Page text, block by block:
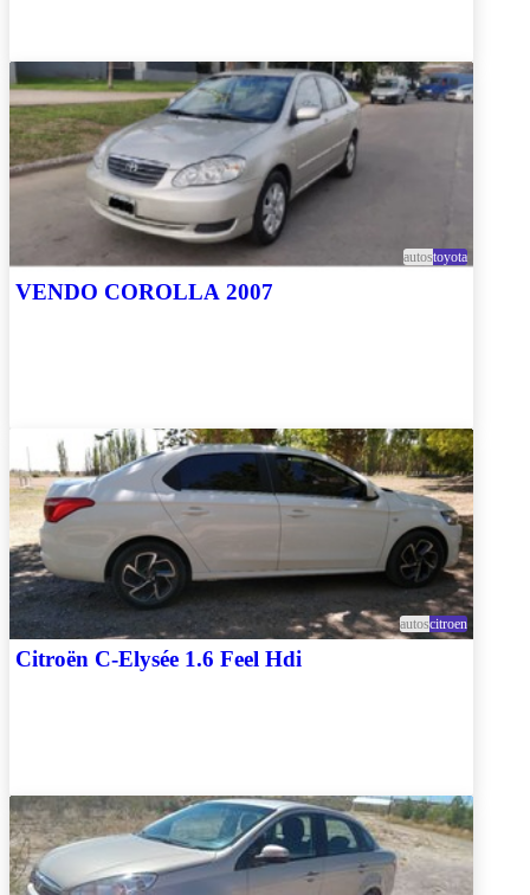
autostoyota
VENDO COROLLA 2007
autoscitroen
Citroën C-Elysée 1.6 Feel Hdi